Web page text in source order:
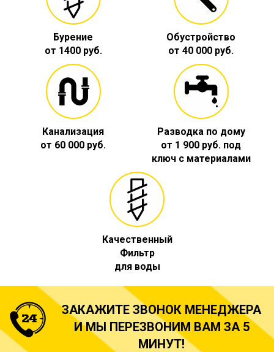
Бурение
от 1400 руб.
Обустройство
от 40 000 руб.
Канализация
от 60 000 руб.
Разводка по дому
от 1 900 руб. под
ключ с материалами
Качественный
Фильтр
для воды
ЗАКАЖИТЕ ЗВОНОК МЕНЕДЖЕРА
И МЫ ПЕРЕЗВОНИМ ВАМ ЗА 5
МИНУТ!